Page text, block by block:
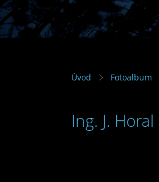
Úvod Fotoalbum
Ing. J.